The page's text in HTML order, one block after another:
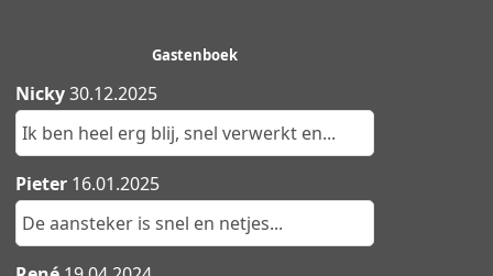
Gastenboek
Nicky30.12.2025
Ik ben heel erg blij, snel verwerkt en...
Pieter 16.01.2025
De aansteker is snel en netjes...